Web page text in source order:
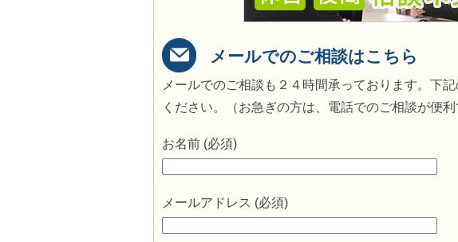
メールでのご相談はこちら
メールでのご相談も２４時間承っております。下
ください。（お急ぎの方は、電話でのご相談が便利
お名前 (必須)
メールアドレス (必須)